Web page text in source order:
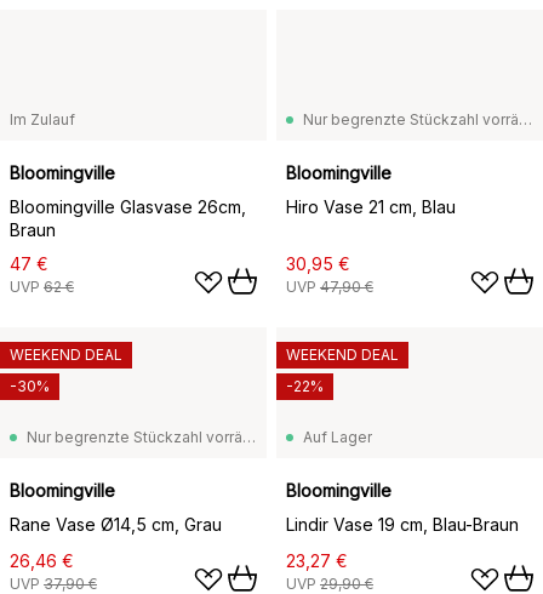
Im Zulauf
Bloomingville
Bloomingville Glasvase 26cm,
Braun
47 €
UVP 62 €
Nur begrenzte Stückzahl vorrätig
Bloomingville
Hiro Vase 21 cm, Blau
30,95 €
UVP 47,90 €
Nur begrenzte Stückzahl vorrätig
Bloomingville
Rane Vase Ø14,5 cm, Grau
26,46 €
UVP 37,90 €
WEEKEND DEAL
-30%
Auf Lager
Bloomingville
Lindir Vase 19 cm, Blau-Braun
23,27 €
UVP 29,90 €
WEEKEND DEAL
-22%